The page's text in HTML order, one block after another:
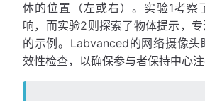
体的位置（左或右）。实验1考察
响，而实验2则探索了物体提示，
的示例。Labvanced的网络摄像头
效性检查，以确保参与者保持中心注